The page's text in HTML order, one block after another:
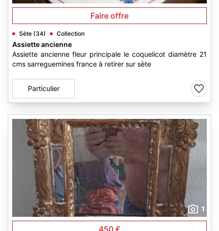
Faire offre
Sète (34) Collection
Assiette ancienne
Assiette ancienne fleur principale le coquelicot diamètre 21
cms sarreguemines france à retirer sur sète
Particulier
1
450 €